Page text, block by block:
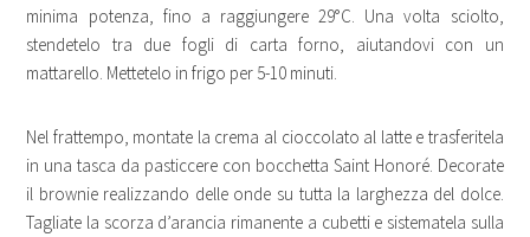
minima potenza, fino a raggiungere 29°C. Una volta sciolto,
stendetelo tra due fogli di carta forno, aiutandovi con un
mattarello. Mettetelo in frigo per 5-10 minuti.
Nel frattempo, montate la crema al cioccolato al latte e trasferitela
in una tasca da pasticcere con bocchetta Saint Honoré. Decorate
il brownie realizzando delle onde su tutta la larghezza del dolce.
Tagliate la scorza d’arancia rimanente a cubetti e sistematela sulla